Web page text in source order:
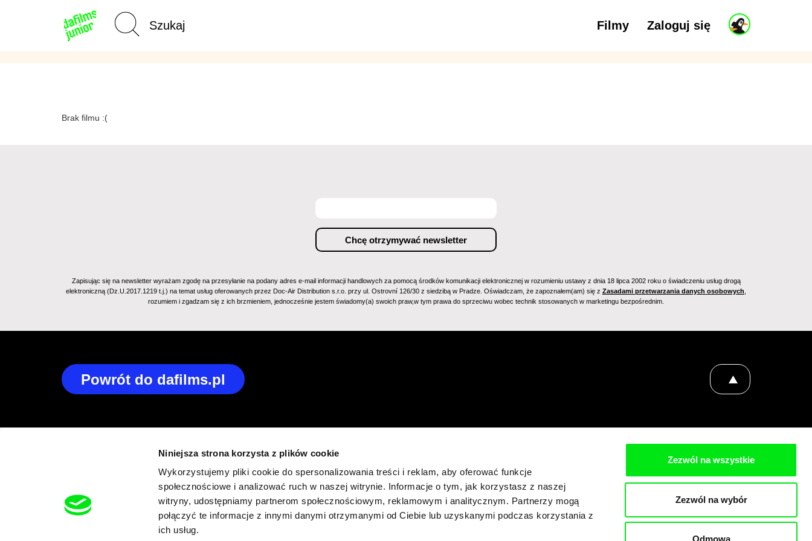
Niniejsza strona korzysta z plików cookie
Wykorzystujemy pliki cookie do spersonalizowania treści i reklam, aby oferować funkcje
społecznościowe i analizować ruch w naszej witrynie. Informacje o tym, jak korzystasz z naszej
witryny, udostępniamy partnerom społecznościowym, reklamowym i analitycznym. Partnerzy mogą
połączyć te informacje z innymi danymi otrzymanymi od Ciebie lub uzyskanymi podczas korzystania z
ich usług.
Zezwól na wszystkie
Zezwól na wybór
Odmowa
Strona
główna
Filmy Zaloguj się
Brak filmu :(
Zapisując się na newsletter wyrażam zgodę na przesyłanie na podany adres e-mail informacji handlowych za pomocą środków komunikacji elektronicznej w rozumieniu ustawy z dnia 18 lipca 2002 roku o świadczeniu usług drogą
elektroniczną (Dz.U.2017.1219 t.j.) na temat usług oferowanych przez Doc-Air Distribution s.r.o. przy ul. Ostrovní 126/30 z siedzibą w Pradze. Oświadczam, że zapoznałem(am) się z Zasadami przetwarzania danych osobowych
rozumiem i zgadzam się z ich brzmieniem, jednocześnie jestem świadomy(a) swoich praw,w tym prawa do sprzeciwu wobec technik stosowanych w marketingu bezpośrednim.
Powrót do dafilms.pl